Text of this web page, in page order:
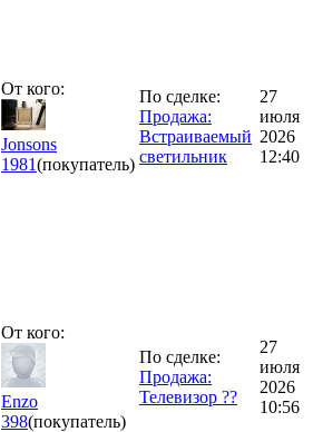
От кого:
Jonsons
1981(покупатель)
По сделке:
Продажа:
Встраиваемый
светильник
27
июля
2026
12:40
От кого:
Еnzo
398(покупатель)
По сделке:
Продажа:
Телевизор ??
27
июля
2026
10:56